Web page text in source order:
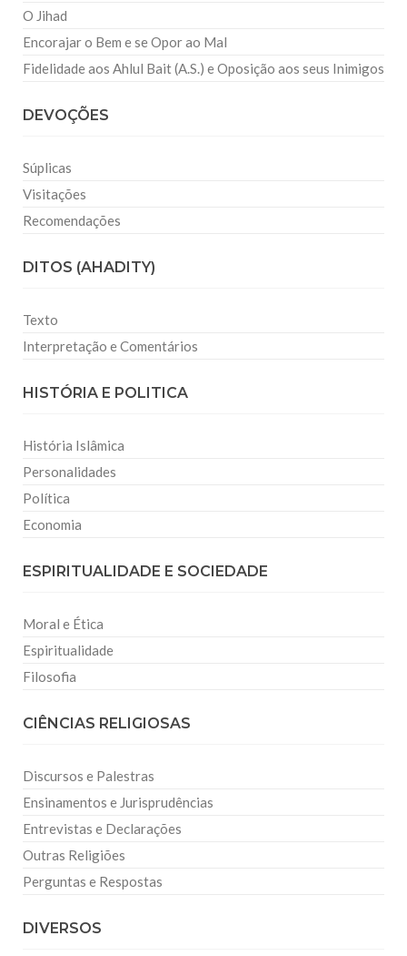
O Jihad
Encorajar o Bem e se Opor ao Mal
Fidelidade aos Ahlul Bait (A.S.) e Oposição aos seus Inimigos
DEVOÇÕES
Súplicas
Visitações
Recomendações
DITOS (AHADITY)
Texto
Interpretação e Comentários
HISTÓRIA E POLITICA
História Islâmica
Personalidades
Política
Economia
ESPIRITUALIDADE E SOCIEDADE
Moral e Ética
Espiritualidade
Filosofia
CIÊNCIAS RELIGIOSAS
Discursos e Palestras
Ensinamentos e Jurisprudências
Entrevistas e Declarações
Outras Religiões
Perguntas e Respostas
DIVERSOS